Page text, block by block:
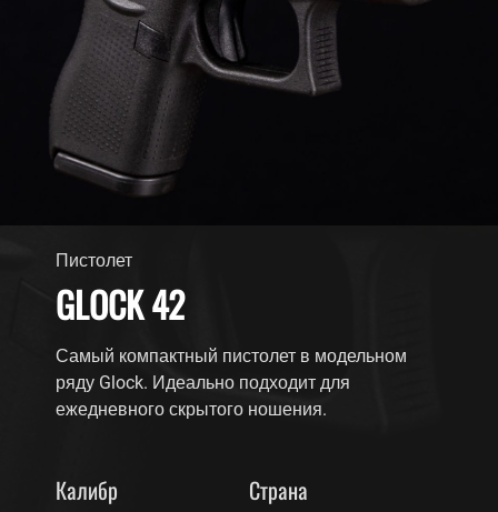
Пистолет
GLOCK 42
Самый компактный пистолет в модельном
ряду Glock. Идеально подходит для
ежедневного скрытого ношения.
Калибр Страна